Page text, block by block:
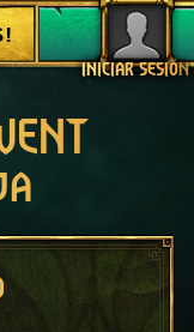
INICIAR SESIÓN